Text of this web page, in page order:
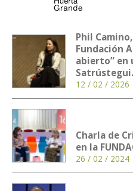
Phil
Fundación
abierto” en
Satrústegui.
12 / 02 / 2026
Charla de
en la
26 / 02 / 2024